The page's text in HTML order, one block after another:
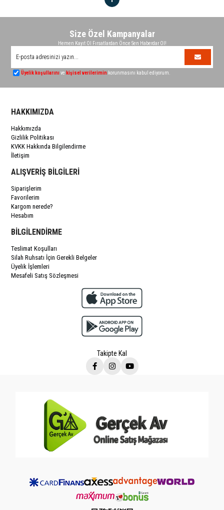
Size Özel Kampanyalar
Hemen Kayıt Ol Fırsatlardan Önce Sen Haberdar Ol!
Üyelik koşullarını ve kişisel verilerimin korunmasını kabul ediyorum.
HAKKIMIZDA
Hakkımızda
Gizlilik Politikası
KVKK Hakkında Bilgilendirme
İletişim
ALIŞVERİŞ BİLGİLERİ
Siparişlerim
Favorilerim
Kargom nerede?
Hesabım
BİLGİLENDİRME
Teslimat Koşulları
Silah Ruhsatı İçin Gerekli Belgeler
Üyelik İşlemleri
Mesafeli Satış Sözleşmesi
Takipte Kal